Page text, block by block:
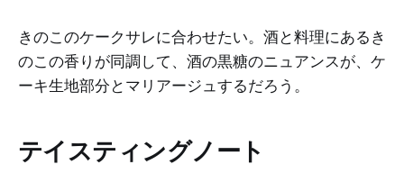
きのこのケークサレに合わせたい。酒と料理にあるき
のこの香りが同調して、酒の黒糖のニュアンスが、ケ
ーキ生地部分とマリアージュするだろう。
テイスティングノート